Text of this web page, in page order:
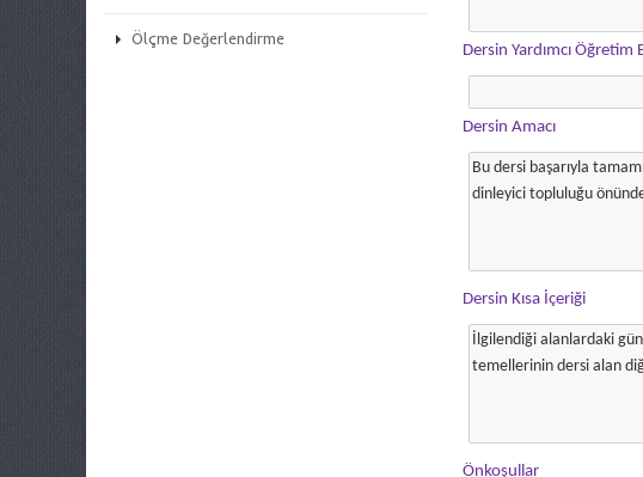
Ölçme Değerlendirme
Dersin Yardımcı Öğretim
Dersin Amacı
Dersin Kısa İçeriği
Önkoşullar